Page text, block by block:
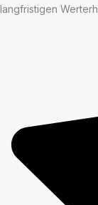
langfristigen